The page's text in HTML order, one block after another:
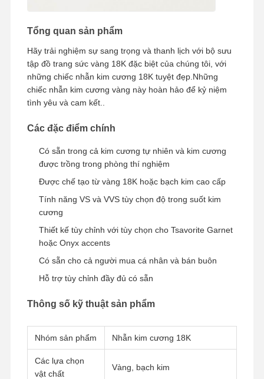
Tham Quan
Nhà Máy
Chất Lượng
Chúng Tôi
Các Vụ Án Blog
Chiếc vòng tay vàng 18KT
Chiếc vòng tay vàng 18K
Chiếc vòng đeo tay đồng hồ kim cương
Chiếc vòng tay kim cương 14K
Tổng quan sản phẩm
Hãy trải nghiệm sự sang trọng và thanh lịch với bộ sưu
tập đồ trang sức vàng 18K đặc biệt của chúng tôi, với
những chiếc nhẫn kim cương 18K tuyệt đẹp.Những
chiếc nhẫn kim cương vàng này hoàn hảo để kỷ niệm
tình yêu và cam kết..
Các đặc điểm chính
Có sẵn trong cả kim cương tự nhiên và kim cương
được trồng trong phòng thí nghiệm
Được chế tạo từ vàng 18K hoặc bạch kim cao cấp
Tính năng VS và VVS tùy chọn độ trong suốt kim
cương
Thiết kế tùy chỉnh với tùy chọn cho Tsavorite Garnet
hoặc Onyx accents
Có sẵn cho cả người mua cá nhân và bán buôn
Hỗ trợ tùy chỉnh đầy đủ có sẵn
Thông số kỹ thuật sản phẩm
Nhóm sản phẩm Nhẫn kim cương 18K
Các lựa chọn
vật chất
Vàng, bạch kim